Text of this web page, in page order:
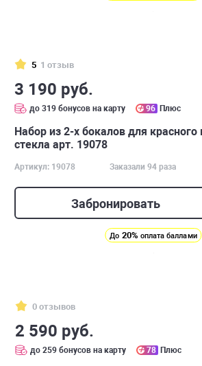
5 1 отзыв
3 190 руб.
до 319 бонусов на карту 96 Плюс
Набор из 2-х бокалов для
стекла арт. 19078
Артикул: 19078 Заказали 94 раза
Забронировать
До 20% оплата баллами
0 отзывов
2 590 руб.
до 259 бонусов на карту 78 Плюс